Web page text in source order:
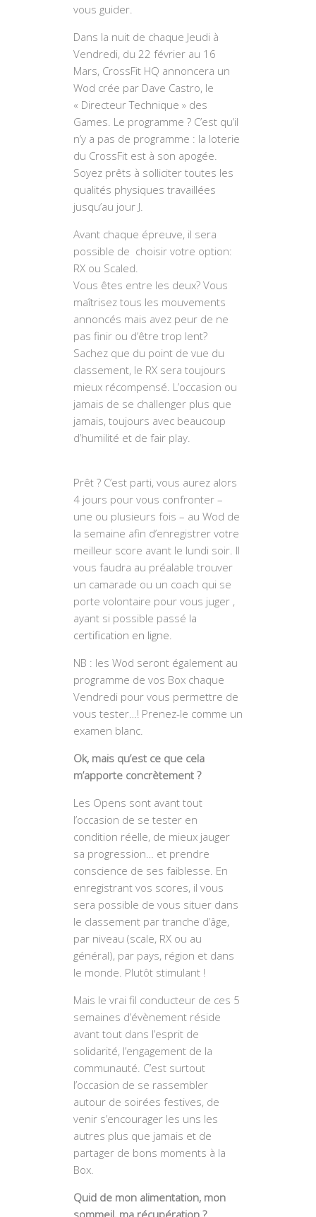
vous guider.
Dans la nuit de chaque Jeudi à
Vendredi, du 22 février au 16
Mars, CrossFit HQ annoncera un
Wod crée par Dave Castro, le
« Directeur Technique » des
Games. Le programme ? C’est qu’il
n’y a pas de programme : la loterie
du CrossFit est à son apogée.
Soyez prêts à solliciter toutes les
qualités physiques travaillées
jusqu’au jour J.
Avant chaque épreuve, il sera
possible de choisir votre option:
RX ou Scaled.
Vous êtes entre les deux? Vous
maîtrisez tous les mouvements
annoncés mais avez peur de ne
pas finir ou d’être trop lent?
Sachez que du point de vue du
classement, le RX sera toujours
mieux récompensé. L’occasion ou
jamais de se challenger plus que
jamais, toujours avec beaucoup
d’humilité et de fair play.
Prêt ? C’est parti, vous aurez alors
4 jours pour vous confronter –
une ou plusieurs fois – au Wod de
la semaine afin d’enregistrer votre
meilleur score avant le lundi soir. Il
vous faudra au préalable trouver
un camarade ou un coach qui se
porte volontaire pour vous juger ,
ayant si possible passé la
certification en ligne.
NB : les Wod seront également au
programme de vos Box chaque
Vendredi pour vous permettre de
vous tester…! Prenez-le comme un
examen blanc.
Ok, mais qu’est ce que cela
m’apporte concrètement ?
Les Opens sont avant tout
l’occasion de se tester en
condition réelle, de mieux jauger
sa progression… et prendre
conscience de ses faiblesse. En
enregistrant vos scores, il vous
sera possible de vous situer dans
le classement par tranche d’âge,
par niveau (scale, RX ou au
général), par pays, région et dans
le monde. Plutôt stimulant !
Mais le vrai fil conducteur de ces 5
semaines d’évènement réside
avant tout dans l’esprit de
solidarité, l’engagement de la
communauté. C’est surtout
l’occasion de se rassembler
autour de soirées festives, de
venir s’encourager les uns les
autres plus que jamais et de
partager de bons moments à la
Box.
Quid de mon alimentation, mon